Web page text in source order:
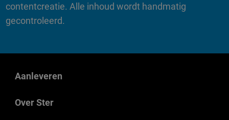
contentcreatie. Alle inhoud wordt handmatig
gecontroleerd.
Aanleveren
Over Ster